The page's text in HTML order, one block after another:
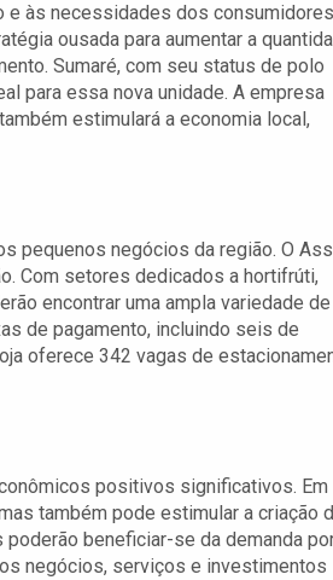
e às necessidades dos
ousada para aumentar a
Sumaré, com seu status de polo
para essa nova unidade. A empresa
estimulará a economia local,
pequenos negócios da região. O
Com setores dedicados a hortifrúti,
encontrar uma ampla variedade de
de pagamento, incluindo seis de
oferece 342 vagas de
positivos significativos. Em
também pode estimular a criação
beneficiar-se da demanda
negócios, serviços e investimentos